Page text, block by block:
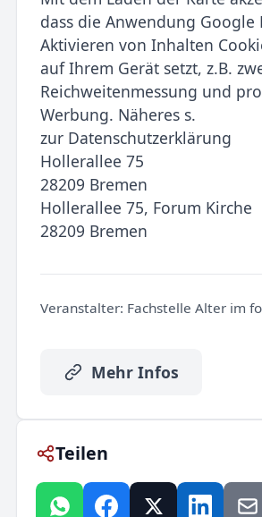
dass die Anwendung Google
Aktivieren von Inhalten
auf Ihrem Gerät setzt, z.B.
Reichweitenmessung und
Werbung. Näheres s.
zur Datenschutzerklärung
Hollerallee 75
28209 Bremen
Hollerallee 75, Forum Kirche
28209 Bremen
Veranstalter: Fachstelle Alter im
Mehr Infos
Teilen